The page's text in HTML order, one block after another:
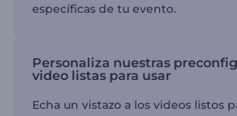
específicas de tu evento.
Personaliza nuestras
video listas para usar
Echa un vistazo a los videos listos